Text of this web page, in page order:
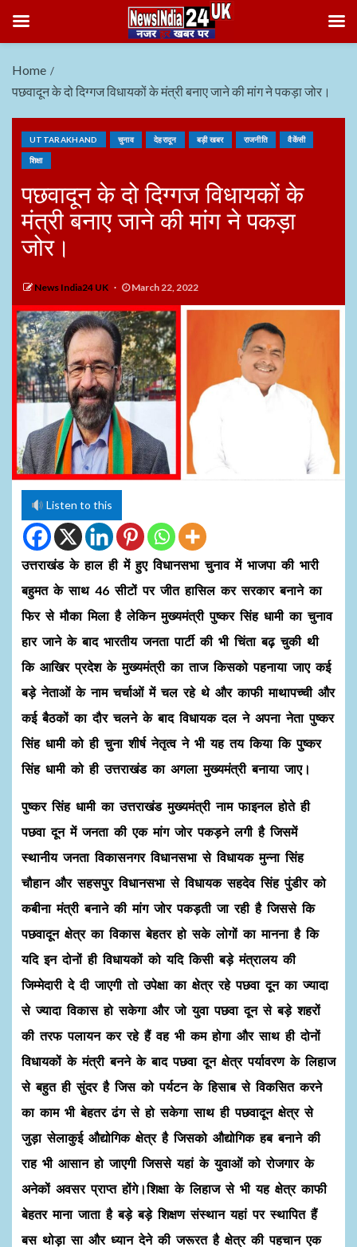
Home
पछवादून के दो दिग्गज विधायकों के मंत्री बनाए जाने की मांग ने पकड़ा जोर।
UTTARAKHAND चुनाव देहरादून बड़ी खबर राजनीति वैकेंसी
शिक्षा
पछवादून के दो दिग्गज विधायकों के
मंत्री बनाए जाने की मांग ने पकड़ा
जोर।
News India24 UK March 22, 2022
Listen to this
उत्तराखंड के हाल ही में हुए विधानसभा चुनाव में भाजपा की भारी
बहुमत के साथ 46 सीटों पर जीत हासिल कर सरकार बनाने का
फिर से मौका मिला है लेकिन मुख्यमंत्री पुष्कर सिंह धामी का चुनाव
हार जाने के बाद भारतीय जनता पार्टी की भी चिंता बढ़ चुकी थी
कि आखिर प्रदेश के मुख्यमंत्री का ताज किसको पहनाया जाए कई
बड़े नेताओं के नाम चर्चाओं में चल रहे थे और काफी माथापच्ची और
कई बैठकों का दौर चलने के बाद विधायक दल ने अपना नेता पुष्कर
सिंह धामी को ही चुना शीर्ष नेतृत्व ने भी यह तय किया कि पुष्कर
सिंह धामी को ही उत्तराखंड का अगला मुख्यमंत्री बनाया जाए।
पुष्कर सिंह धामी का उत्तराखंड मुख्यमंत्री नाम फाइनल होते ही
पछवा दून में जनता की एक मांग जोर पकड़ने लगी है जिसमें
स्थानीय जनता विकासनगर विधानसभा से विधायक मुन्ना सिंह
चौहान और सहसपुर विधानसभा से विधायक सहदेव सिंह पुंडीर को
कबीना मंत्री बनाने की मांग जोर पकड़ती जा रही है जिससे कि
पछवादून क्षेत्र का विकास बेहतर हो सके लोगों का मानना है कि
यदि इन दोनों ही विधायकों को यदि किसी बड़े मंत्रालय की
जिम्मेदारी दे दी जाएगी तो उपेक्षा का क्षेत्र रहे पछवा दून का ज्यादा
से ज्यादा विकास हो सकेगा और जो युवा पछवा दून से बड़े शहरों
की तरफ पलायन कर रहे हैं वह भी कम होगा और साथ ही दोनों
विधायकों के मंत्री बनने के बाद पछवा दून क्षेत्र पर्यावरण के लिहाज
से बहुत ही सुंदर है जिस को पर्यटन के हिसाब से विकसित करने
का काम भी बेहतर ढंग से हो सकेगा साथ ही पछवादून क्षेत्र से
जुड़ा सेलाकुई औद्योगिक क्षेत्र है जिसको औद्योगिक हब बनाने की
राह भी आसान हो जाएगी जिससे यहां के युवाओं को रोजगार के
अनेकों अवसर प्राप्त होंगे।शिक्षा के लिहाज से भी यह क्षेत्र काफी
बेहतर माना जाता है बड़े बड़े शिक्षण संस्थान यहां पर स्थापित हैं
बस थोड़ा सा और ध्यान देने की जरूरत है क्षेत्र की पहचान एक